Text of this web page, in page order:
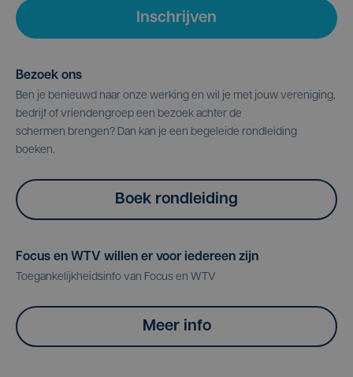
Inschrijven
Bezoek ons
Ben je benieuwd naar onze werking en wil je met jouw vereniging,
bedrijf of vriendengroep een bezoek achter de
schermen brengen? Dan kan je een begeleide rondleiding
boeken.
Boek rondleiding
Focus en WTV willen er voor iedereen zijn
Toegankelijkheidsinfo van Focus en WTV
Meer info